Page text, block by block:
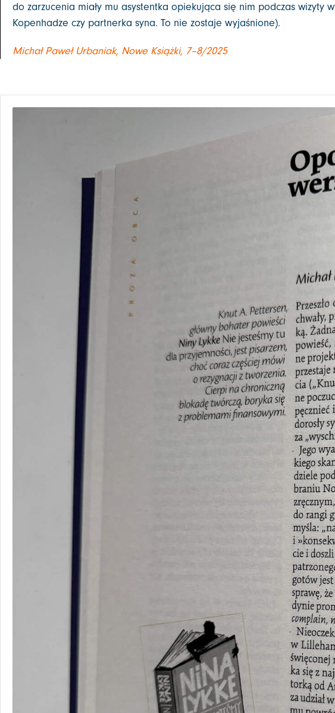
do zarzucenia miały mu asystentka opiekująca się nim podczas wizyty w
Kopenhadze czy partnerka syna. To nie zostaje wyjaśnione).
Michał Paweł Urbaniak, Nowe Książki, 7–8/2025